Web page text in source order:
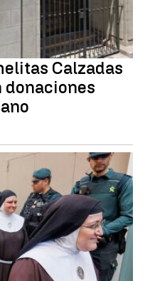
Calzadas
donaciones